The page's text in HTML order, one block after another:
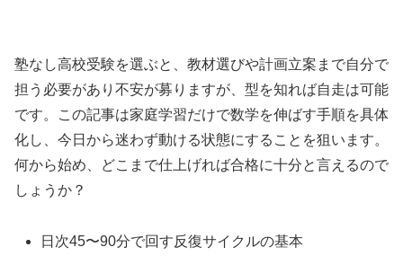
塾なし高校受験を選ぶと、教材選びや計画立案まで自分で
担う必要があり不安が募りますが、型を知れば自走は可能
です。この記事は家庭学習だけで数学を伸ばす手順を具体
化し、今日から迷わず動ける状態にすることを狙います。
何から始め、どこまで仕上げれば合格に十分と言えるので
しょうか？
日次45〜90分で回す反復サイクルの基本